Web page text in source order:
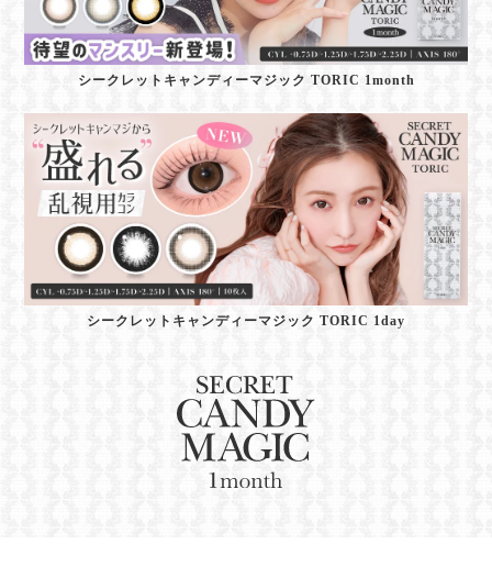
シークレットキャンディーマジック TORIC 1month
シークレットキャンディーマジック TORIC 1day